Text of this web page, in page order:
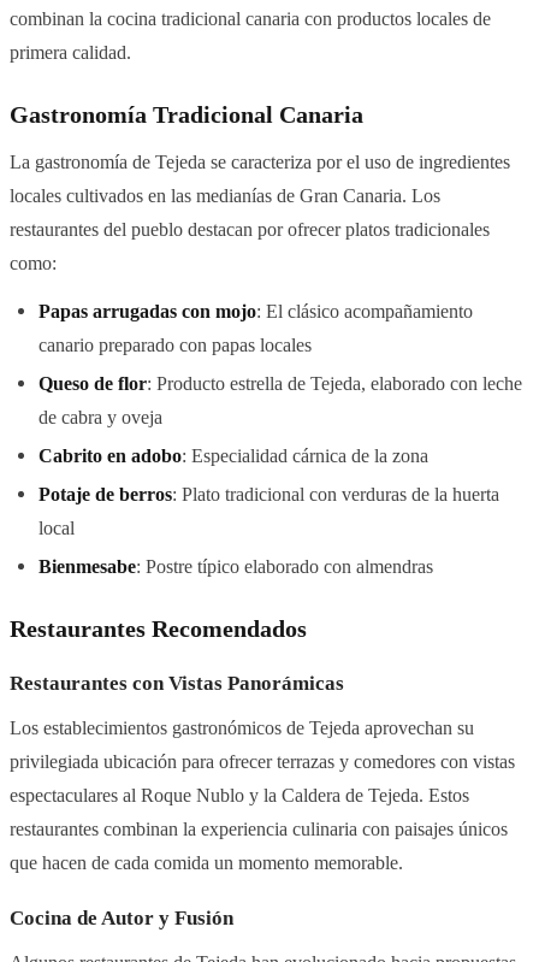
combinan la cocina tradicional canaria con productos locales de
primera calidad.
Gastronomía Tradicional Canaria
La gastronomía de Tejeda se caracteriza por el uso de ingredientes
locales cultivados en las medianías de Gran Canaria. Los
restaurantes del pueblo destacan por ofrecer platos tradicionales
como:
Papas arrugadas con mojo: El clásico acompañamiento
canario preparado con papas locales
Queso de flor: Producto estrella de Tejeda, elaborado con leche
de cabra y oveja
Cabrito en adobo: Especialidad cárnica de la zona
Potaje de berros: Plato tradicional con verduras de la huerta
local
Bienmesabe: Postre típico elaborado con almendras
Restaurantes Recomendados
Restaurantes con Vistas Panorámicas
Los establecimientos gastronómicos de Tejeda aprovechan su
privilegiada ubicación para ofrecer terrazas y comedores con vistas
espectaculares al Roque Nublo y la Caldera de Tejeda. Estos
restaurantes combinan la experiencia culinaria con paisajes únicos
que hacen de cada comida un momento memorable.
Cocina de Autor y Fusión